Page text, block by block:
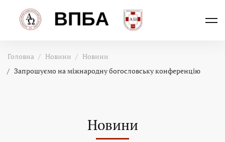
Головна Новини
Новини
Запрошуємо на міжнародну богословську конференцію
Новини